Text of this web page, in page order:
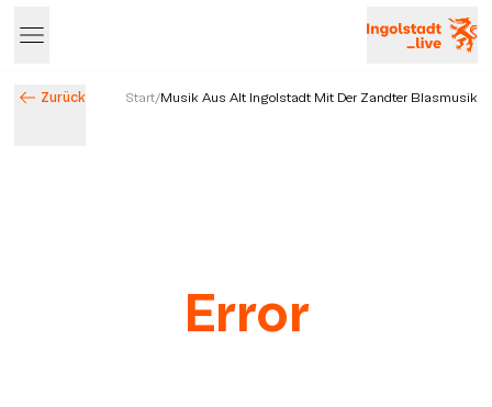
Zurück Start/Musik Aus Alt Ingolstadt Mit Der Zandter Blasmusik
Error